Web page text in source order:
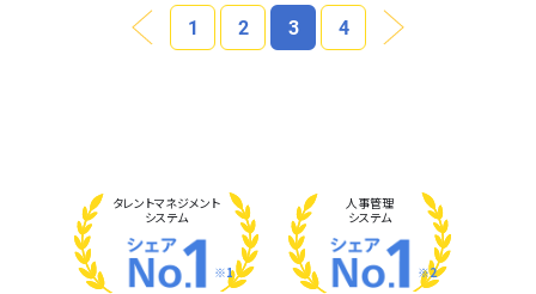
1 2 3 4
タレントマネジメント
システム
※1
人事管理
システム
※2